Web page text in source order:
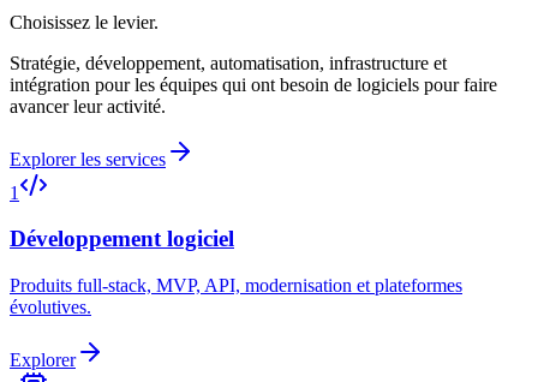
Choisissez le levier.
Stratégie, développement, automatisation, infrastructure et
intégration pour les équipes qui ont besoin de logiciels pour faire
avancer leur activité.
Explorer les services
1
Développement logiciel
Produits full-stack, MVP, API, modernisation et plateformes
évolutives.
Explorer